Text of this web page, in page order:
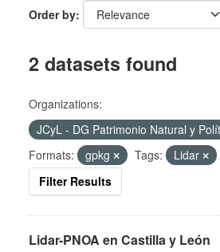
Order by
2 datasets found
Organizations:
JCyL - DG Patrimonio Natural y
Formats:
gpkg Tags: Lidar
Filter Results
Lidar-PNOA en Castilla y León